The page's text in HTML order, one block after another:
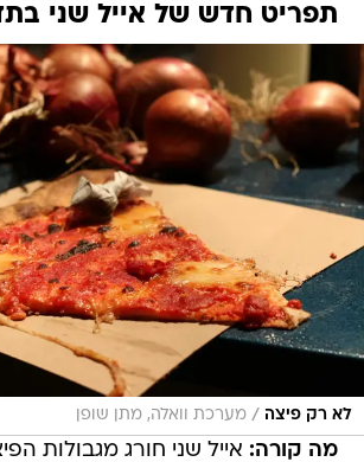
תפריט חדש של אייל שני
לא רק פיצה / מערכת וואלה, מתן שופן
מה קורה: אייל שני חורג מגבולות